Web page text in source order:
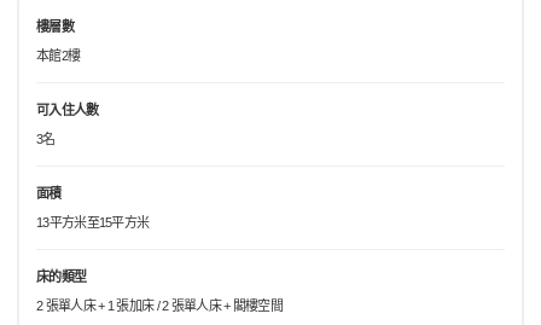
樓層數
本館2樓
可入住人數
3名
面積
13平方米至15平方米
床的類型
2 張單人床 + 1 張加床 / 2 張單人床 + 閣樓空間